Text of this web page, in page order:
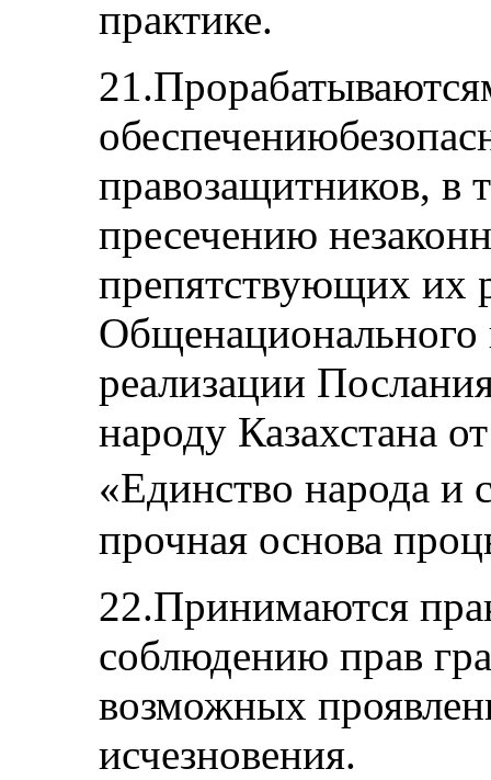
практике.
правозащитников, в
пресечению
препятствующих их
реализации
народу Казахстана
«Единство народа
прочная основа
22.Принимаются
соблюдению прав
возможных
исчезновения.